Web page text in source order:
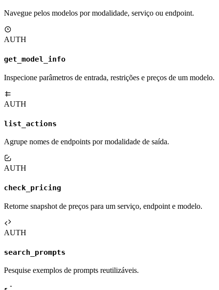
Navegue pelos modelos por modalidade, serviço ou endpoint.
AUTH
get_model_info
Inspecione parâmetros de entrada, restrições e preços de um modelo.
AUTH
list_actions
Agrupe nomes de endpoints por modalidade de saída.
AUTH
check_pricing
Retorne snapshot de preços para um serviço, endpoint e modelo.
AUTH
search_prompts
Pesquise exemplos de prompts reutilizáveis.